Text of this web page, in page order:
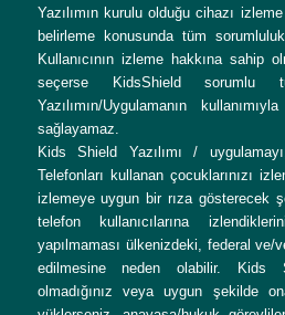
Yazılımın kurulu olduğu cihazı
belirleme konusunda tüm
Kullanıcının izleme hakkına sahip
seçerse KidsShield sorumlu
Yazılımın/Uygulamanın
sağlayamaz.
Kids Shield Yazılımı /
Telefonları kullanan çocuklarınızı
izlemeye uygun bir rıza gösterecek
telefon kullanıcılarına
yapılmaması ülkenizdeki, federal ve/
edilmesine neden olabilir. Kids
olmadığınız veya uygun şekilde